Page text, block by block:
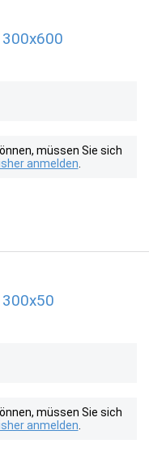
müssen Sie sich
anmelden
müssen Sie sich
anmelden